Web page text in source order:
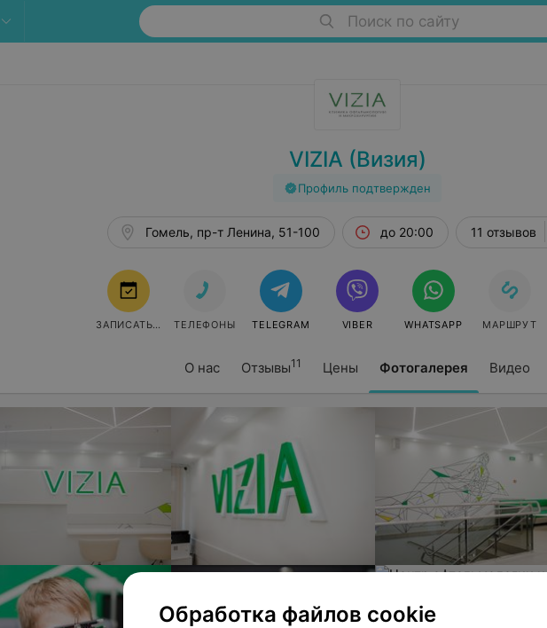
Поиск по сайту
VIZIA (Визия)
Профиль подтвержден
О нас Отзывы11 Цены Фотогалерея Видео
Гомель, пр-т Ленина, 51-100 до 20:00 11 отзывов
ЗАПИСАТЬСЯ ТЕЛЕФОНЫ TELEGRAM VIBER WHATSAPP МАРШРУТ
Обработка файлов cookie